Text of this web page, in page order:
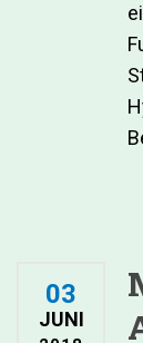
03
JUNI